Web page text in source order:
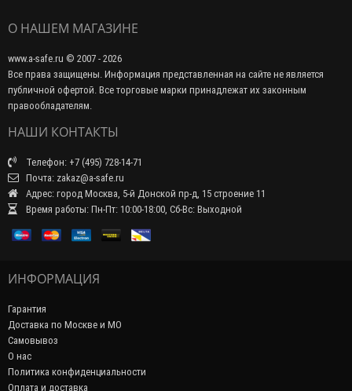
О НАШЕМ МАГАЗИНЕ
www.a-safe.ru © 2007 - 2026
Все права защищены. Информация представленная на сайте не является
публичной офертой. Все торговые марки принадлежат их законным
правообладателям.
НАШИ КОНТАКТЫ
Телефон: +7 (495) 728-14-71
Почта: zakaz@a-safe.ru
Адрес: город Москва, 5-й Донской пр-д, 15 строение 11
Время работы: Пн-Пт: 10:00-18:00, Сб-Вс: Выходной
ИНФОРМАЦИЯ
Гарантия
Доставка по Москве и МО
Самовывоз
О нас
Политика конфиденциальности
Оплата и доставка